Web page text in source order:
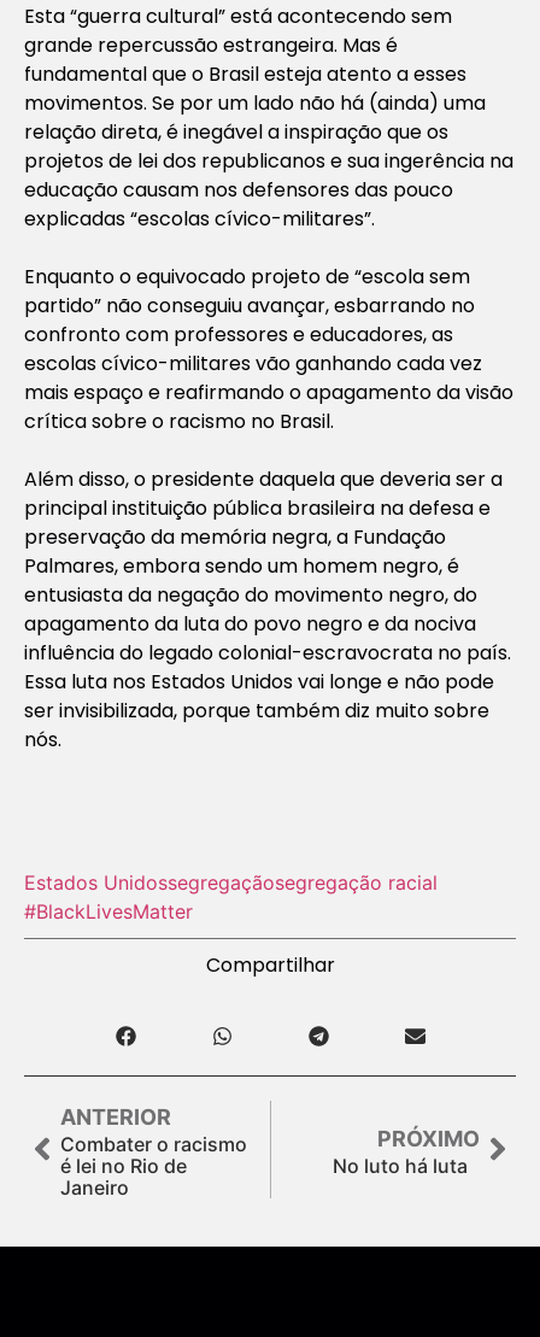
Esta “guerra cultural” está acontecendo sem
grande repercussão estrangeira. Mas é
fundamental que o Brasil esteja atento a esses
movimentos. Se por um lado não há (ainda) uma
relação direta, é inegável a inspiração que os
projetos de lei dos republicanos e sua ingerência na
educação causam nos defensores das pouco
explicadas “escolas cívico-militares”.
Enquanto o equivocado projeto de “escola sem
partido” não conseguiu avançar, esbarrando no
confronto com professores e educadores, as
escolas cívico-militares vão ganhando cada vez
mais espaço e reafirmando o apagamento da visão
crítica sobre o racismo no Brasil.
Além disso, o presidente daquela que deveria ser a
principal instituição pública brasileira na defesa e
preservação da memória negra, a Fundação
Palmares, embora sendo um homem negro, é
entusiasta da negação do movimento negro, do
apagamento da luta do povo negro e da nociva
influência do legado colonial-escravocrata no país.
Essa luta nos Estados Unidos vai longe e não pode
ser invisibilizada, porque também diz muito sobre
nós.
Estados Unidossegregaçãosegregação racial
#BlackLivesMatter
Compartilhar
ANTERIOR
Combater o racismo
é lei no Rio de
Janeiro
PRÓXIMO
No luto há luta